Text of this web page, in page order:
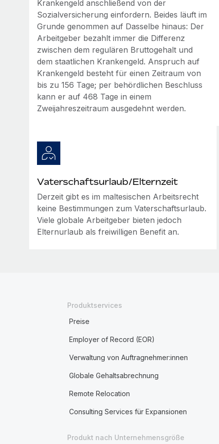
Krankengeld anschließend von der
Sozialversicherung einfordern. Beides läuft im
Grunde genommen auf Dasselbe hinaus: Der
Arbeitgeber bezahlt immer die Differenz
zwischen dem regulären Bruttogehalt und
dem staatlichen Krankengeld. Anspruch auf
Krankengeld besteht für einen Zeitraum von
bis zu 156 Tage; per behördlichen Beschluss
kann er auf 468 Tage in einem
Zweijahreszeitraum ausgedehnt werden.
Vaterschaftsurlaub/Elternzeit
Derzeit gibt es im maltesischen Arbeitsrecht
keine Bestimmungen zum Vaterschaftsurlaub.
Viele globale Arbeitgeber bieten jedoch
Elternurlaub als freiwilligen Benefit an.
Produktservices
Preise
Employer of Record (EOR)
Verwaltung von Auftragnehmer:innen
Globale Gehaltsabrechnung
Remote Relocation
Consulting Services für Expansionen
Produkt nach Unternehmensgröße